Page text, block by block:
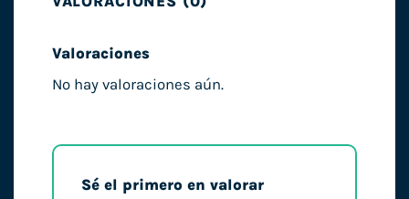
Valoraciones
No hay valoraciones aún.
Sé el primero en valorar